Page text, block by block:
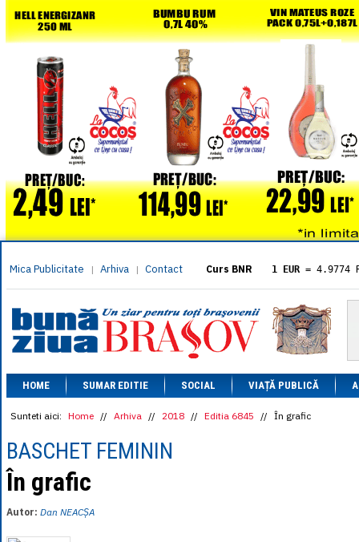
Mica Publicitate | Arhiva | Contact Curs BNR 1 EUR = 4.9774
= 5.8304
1 XAU= 464.4611
1 AED= 1.1933
1 AUD= 2.7957
1 BGN= 2.5449
1 CAD= 3.1559
1 CHF= 5.2813
1 CNY= 0.6015
HOME SUMAR EDITIE SOCIAL VIAȚĂ PUBLICĂ
Sunteti aici: Home // Arhiva // 2018 // Editia 6845 // În grafic
BASCHET FEMININ
În grafic
Autor: Dan NEACȘA